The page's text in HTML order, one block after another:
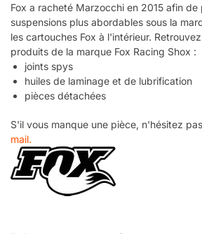
Fox a racheté Marzocchi en 2015 afin de
suspensions plus abordables sous la
les cartouches Fox à l'intérieur.
produits de la marque Fox Racing Shox :
joints spys
huiles de laminage et de lubrification
pièces détachées
S'il vous manque une pièce, n'hésitez
mail.